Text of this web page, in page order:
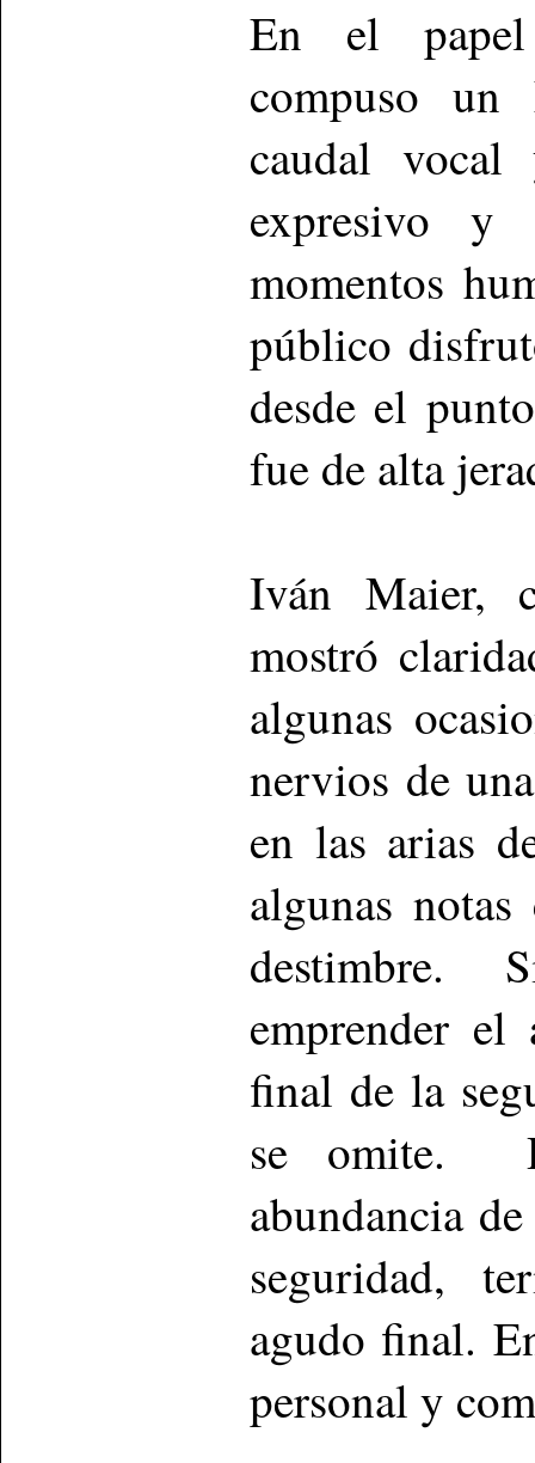
En el papel
compuso un
caudal
expresivo y
momentos
público
desde el
fue de alta
Iván Maier,
mostró
algunas
nervios de
en las arias
algunas
destimbre.
emprender
final de la
se omite.
abundancia
seguridad,
agudo final.
personal y